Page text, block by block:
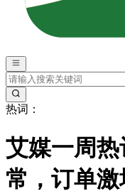
热词：
艾媒一周热
常，订单